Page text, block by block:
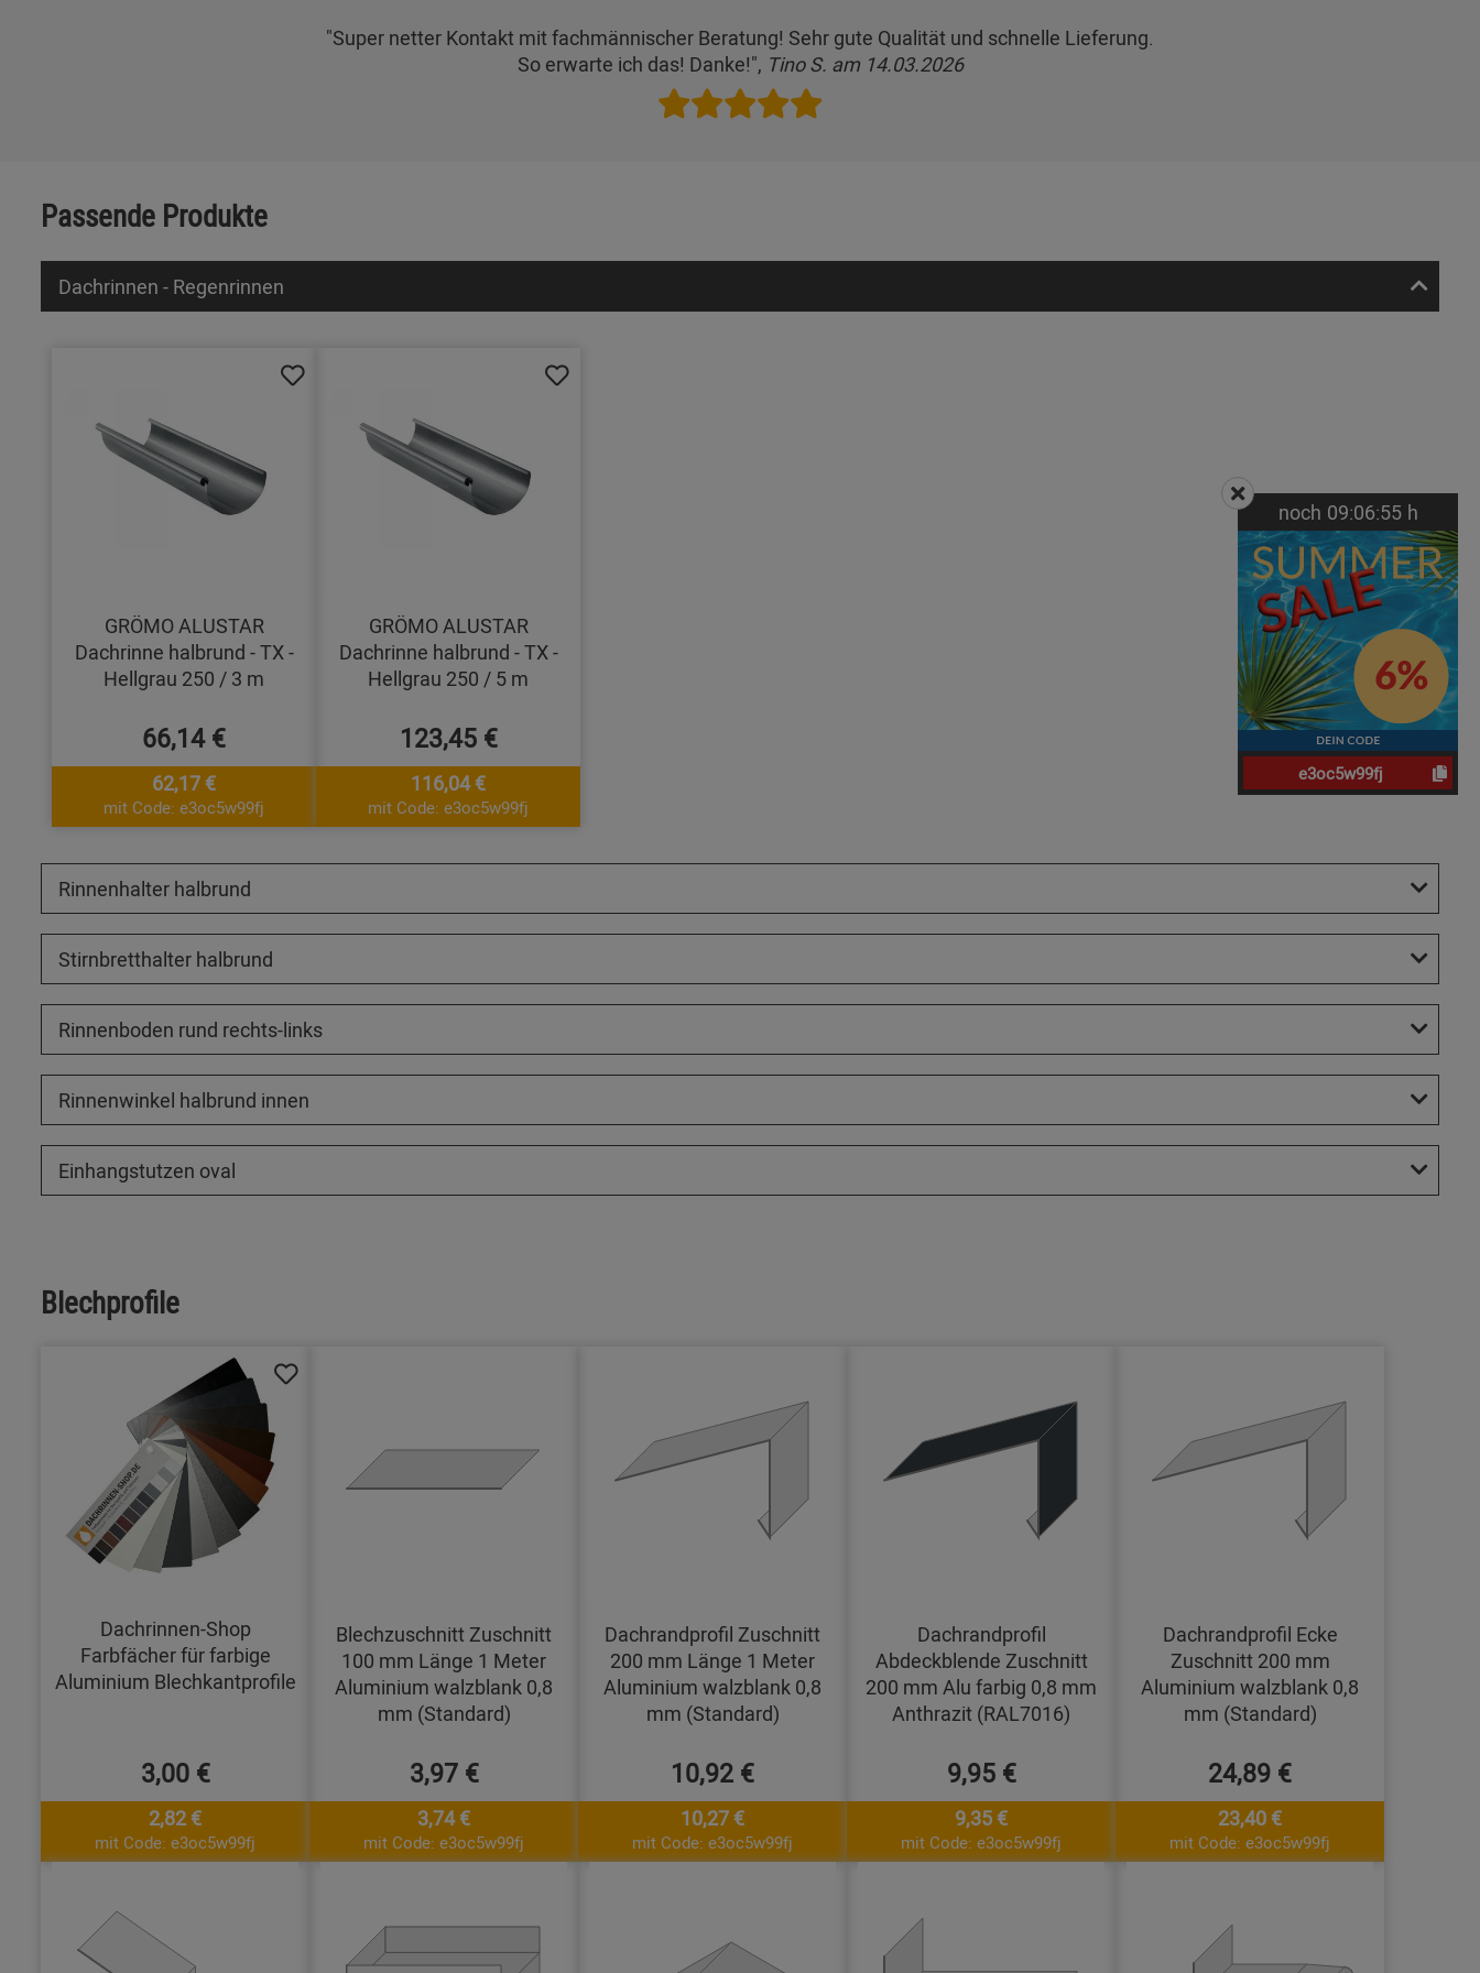
"Super netter Kontakt mit fachmännischer Beratung! Sehr gute Qualität und schnelle Lieferung.
So erwarte ich das! Danke!", Tino S. am 14.03.2026
Passende Produkte
Dachrinnen - Regenrinnen
GRÖMO ALUSTAR
Dachrinne halbrund - TX -
Hellgrau 250 / 3 m
66,14 €
62,17 €
mit Code: e3oc5w99fj
GRÖMO ALUSTAR
Dachrinne halbrund - TX -
Hellgrau 250 / 5 m
123,45 €
116,04 €
mit Code: e3oc5w99fj
Rinnenhalter halbrund
Stirnbretthalter halbrund
Rinnenboden rund rechts-links
Rinnenwinkel halbrund innen
Einhangstutzen oval
Blechprofile
Dachrinnen-Shop
Farbfächer für farbige
Aluminium Blechkantprofile
3,00 €
2,82 €
mit Code: e3oc5w99fj
Blechzuschnitt Zuschnitt
100 mm Länge 1 Meter
Aluminium walzblank 0,8
mm (Standard)
3,97 €
3,74 €
mit Code: e3oc5w99fj
Dachrandprofil Zuschnitt
200 mm Länge 1 Meter
Aluminium walzblank 0,8
mm (Standard)
10,92 €
10,27 €
mit Code: e3oc5w99fj
Dachrandprofil
Abdeckblende Zuschnitt
200 mm Alu farbig 0,8 mm
Anthrazit (RAL7016)
9,95 €
9,35 €
mit Code: e3oc5w99fj
Dachrandprofil Ecke
Zuschnitt 200 mm
Aluminium walzblank 0,8
mm (Standard)
24,89 €
23,40 €
mit Code: e3oc5w99fj
noch 09:06:55 h
e3oc5w99fj